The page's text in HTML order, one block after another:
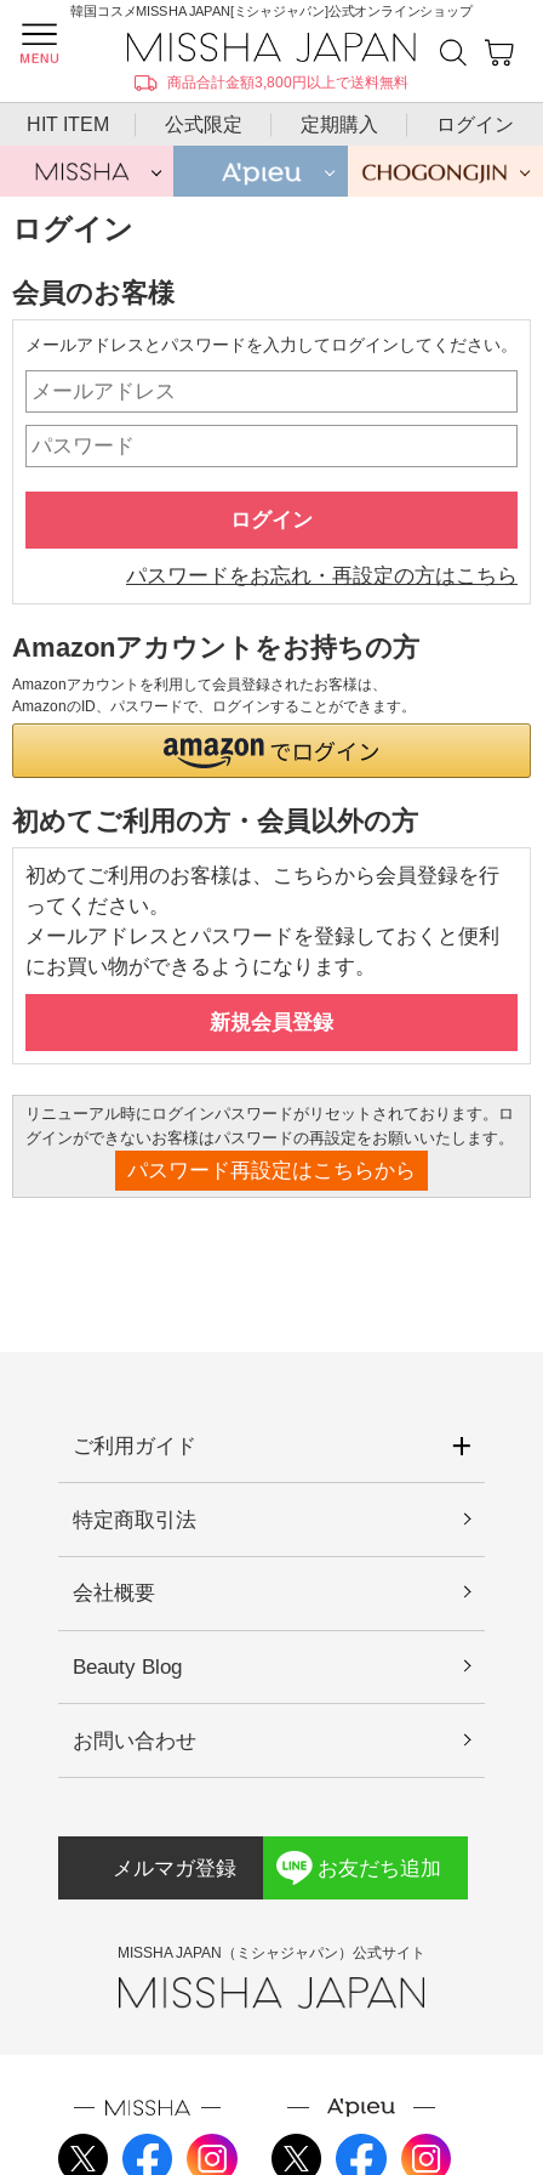
韓国コスメMISSHA JAPAN[ミシャジャパン]公式オンラインショップ
商品合計金額3,800円以上で送料無料
HIT ITEM 公式限定 定期購入 ログイン
ログイン
会員のお客様
メールアドレスとパスワードを入力してログインしてください。
パスワードをお忘れ・再設定の方はこちら
Amazonアカウントをお持ちの方
Amazonアカウントを利用して会員登録されたお客様は、
AmazonのID、パスワードで、ログインすることができます。
初めてご利用の方・会員以外の方
初めてご利用のお客様は、こちらから会員登録を行
ってください。
メールアドレスとパスワードを登録しておくと便利
にお買い物ができるようになります。
リニューアル時にログインパスワードがリセットされております。ロ
グインができないお客様はパスワードの再設定をお願いいたします。
パスワード再設定はこちらから
ご利用ガイド
特定商取引法
会社概要
Beauty Blog
お問い合わせ
メルマガ登録 お友だち追加
MISSHA JAPAN（ミシャジャパン）公式サイト